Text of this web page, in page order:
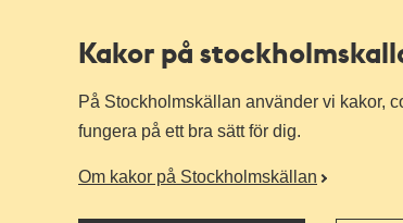
Kakor på
På Stockholmskällan använder vi kakor,
fungera på ett bra sätt för dig.
Om kakor på Stockholmskällan